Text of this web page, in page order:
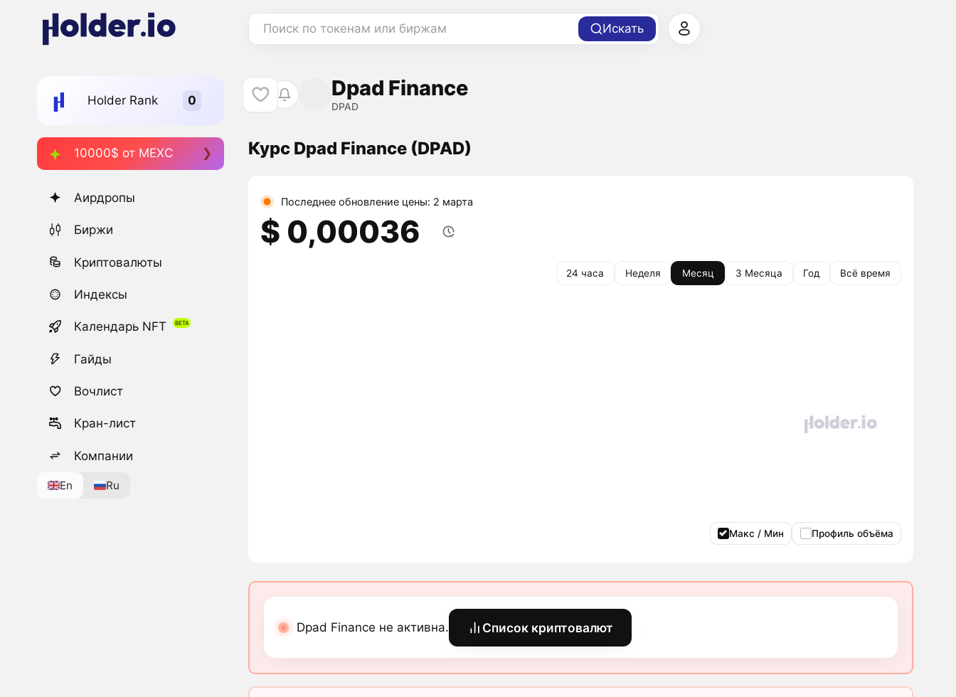
Поиск по токенам или биржам Искать
Holder Rank
10000$ от MEXC
Аирдропы
Биржи
Криптовалюты
Индексы
Календарь NFT
Гайды
Вочлист
Кран-лист
Компании
En Ru
Dpad Finance
DPAD
Курс Dpad Finance (DPAD)
Последнее обновление цены: 2 марта
$ 0,00036
24 часа Неделя Месяц 3 Месяца Год Всё время
Макс / Мин Профиль объёма
Dpad Finance не активна. Список криптовалют